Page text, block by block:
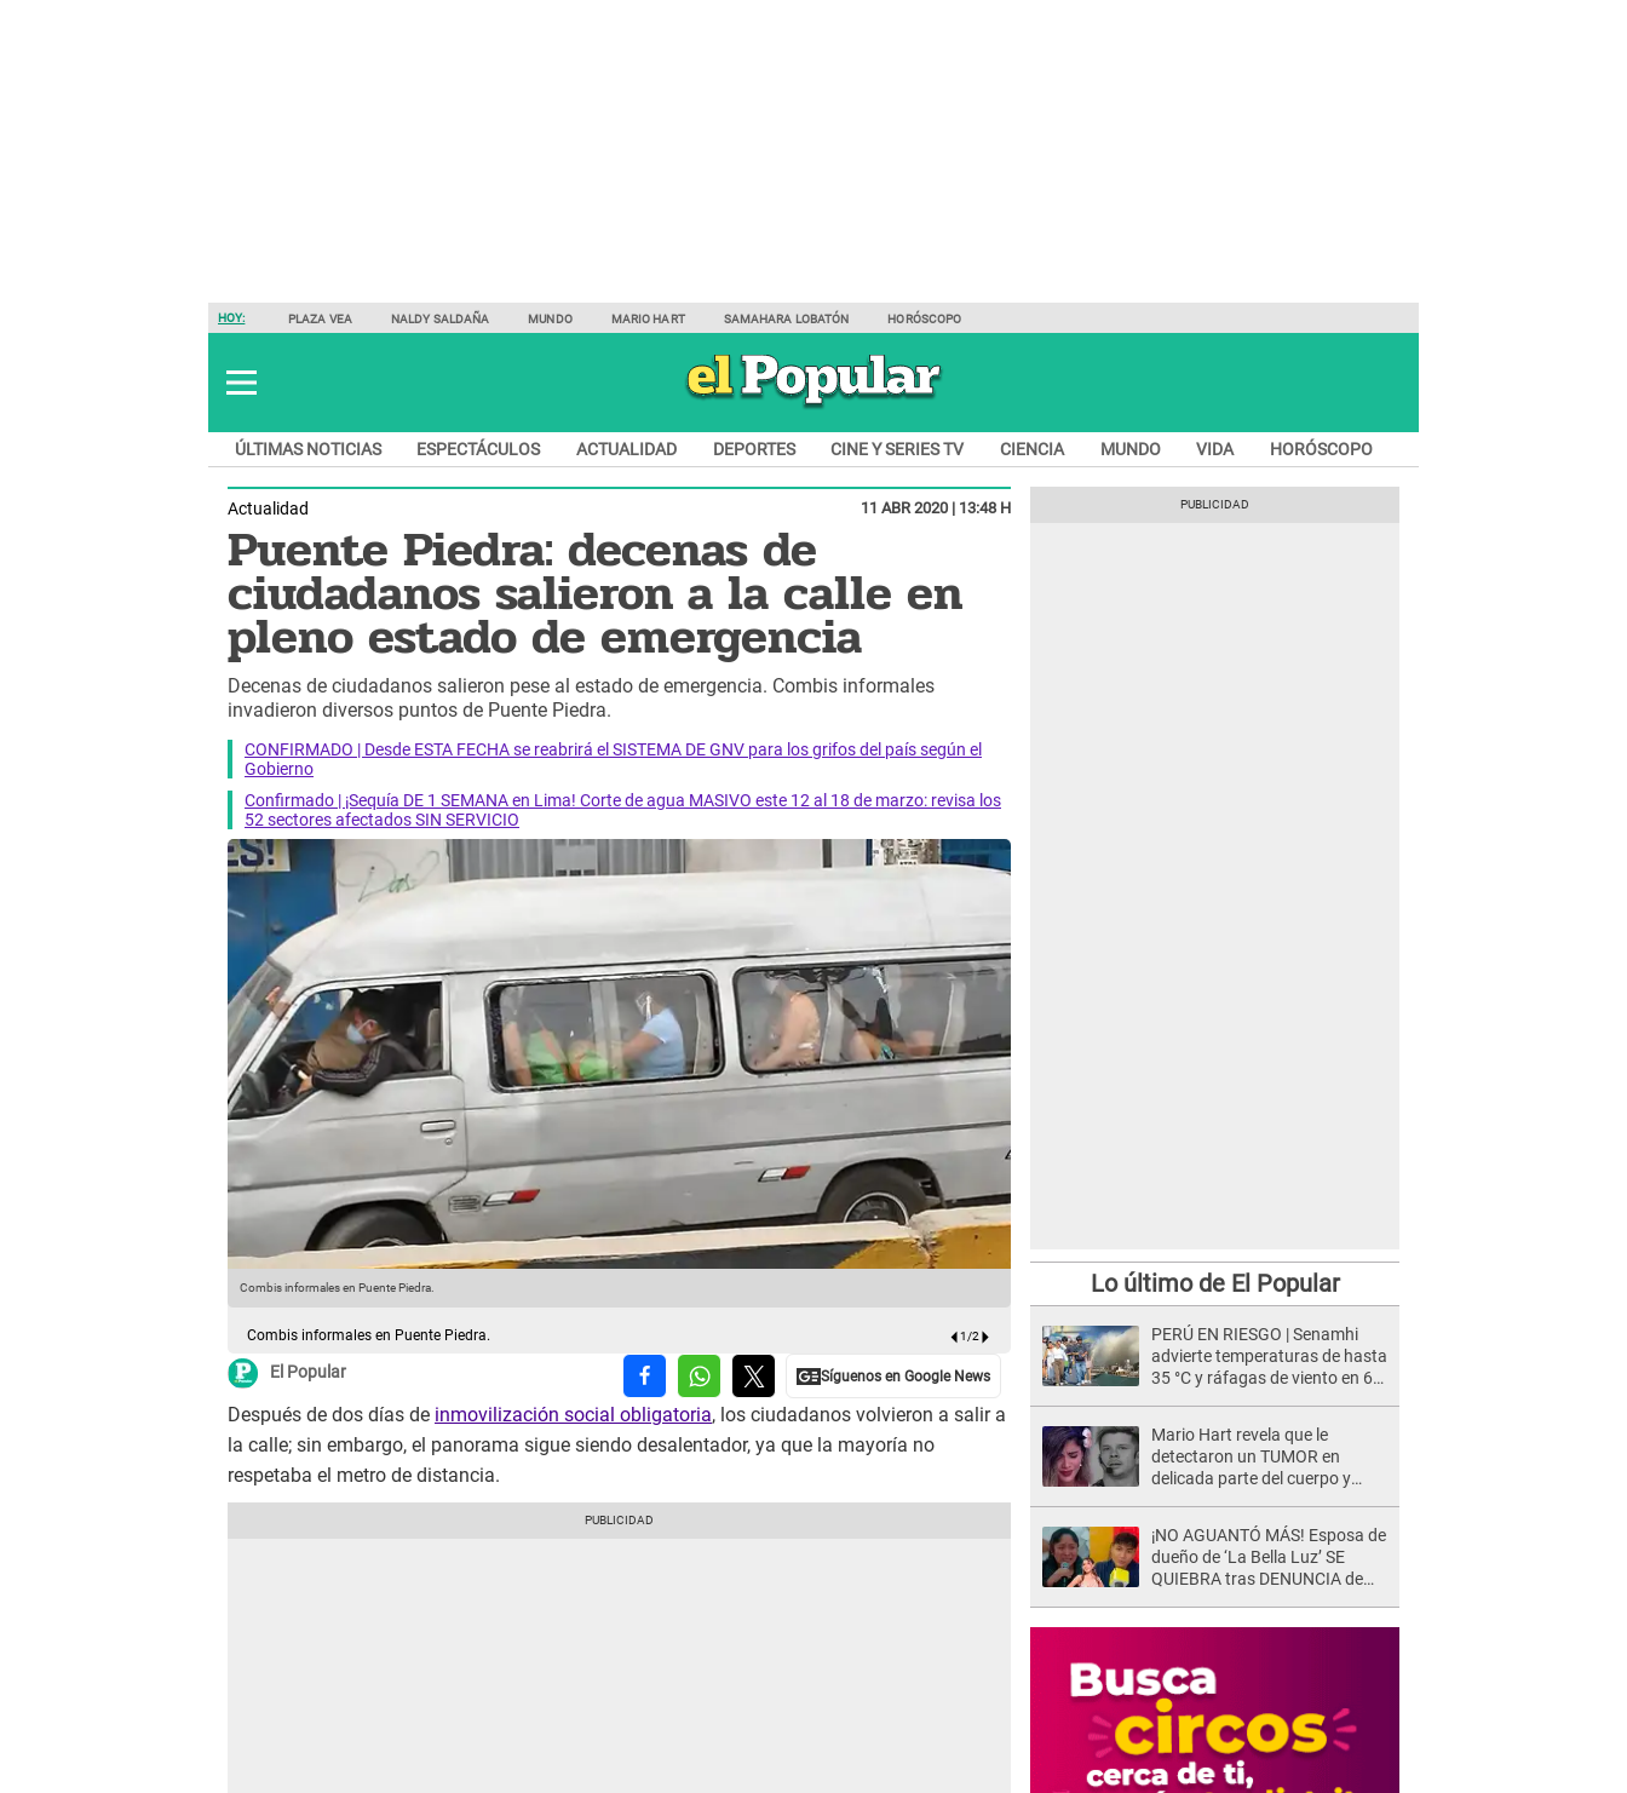
HOY: PLAZA VEA NALDY SALDAÑA MUNDO MARIO HART SAMAHARA LOBATÓN HORÓSCOPO
ÚLTIMAS NOTICIAS ESPECTÁCULOS ACTUALIDAD DEPORTES CINE Y SERIES TV CIENCIA MUNDO VIDA HORÓSCOPO
Actualidad 11 ABR 2020 | 13:48 H
Puente Piedra: decenas de
ciudadanos salieron a la calle en
pleno estado de emergencia
Decenas de ciudadanos salieron pese al estado de emergencia. Combis informales
invadieron diversos puntos de Puente Piedra.
CONFIRMADO | Desde ESTA FECHA se reabrirá el SISTEMA DE GNV para los grifos del país según el
Gobierno
Confirmado | ¡Sequía DE 1 SEMANA en Lima! Corte de agua MASIVO este 12 al 18 de marzo: revisa los
52 sectores afectados SIN SERVICIO
Combis informales en Puente Piedra. Combis informales en Puente Piedra.
Combis informales en Puente Piedra. 1 /2
El Popular
Después de dos días de inmovilización social obligatoria, los ciudadanos volvieron a salir a
la calle; sin embargo, el panorama sigue siendo desalentador, ya que la mayoría no
respetaba el metro de distancia.
Lo último de El Popular
PERÚ EN RIESGO | Senamhi
advierte temperaturas de hasta
35 °C y ráfagas de viento en 6
Mario Hart revela que le
detectaron un TUMOR en
delicada parte del cuerpo y
muy fuertes..."
¡NO AGUANTÓ MÁS! Esposa de
dueño de ‘La Bella Luz’ SE
QUIEBRA tras DENUNCIA de